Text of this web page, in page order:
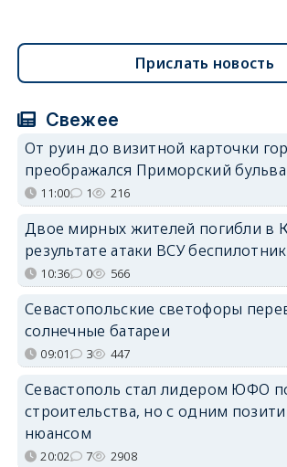
Прислать новость
Свежее
От руин до визитной карточки
преображался Приморский
11:00 1 216
Двое мирных жителей погибли в
результате атаки ВСУ
10:36 0 566
Севастопольские светофоры
солнечные батареи
09:01 3 447
Севастополь стал лидером ЮФО
строительства, но с одним
нюансом
20:02 7 2908